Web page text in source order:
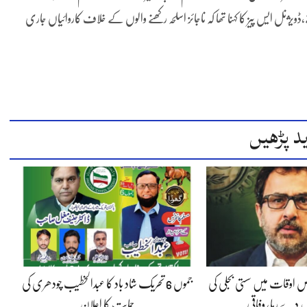
ایس پیز کا کہنا تھا کہ ناجائز اسلحہ رکھنے والوں کے خلاف کاروائیاں جاری
پڑھیں
اوقات میں سستی بجلی کی
دے رہا، وفاقی…
جموں 6 تحریک شاد باد کا عبدالخطیب چودھری کی
حمایت کا اعلان